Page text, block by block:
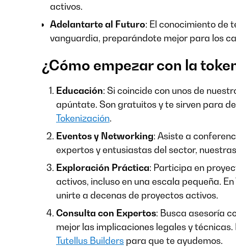
activos.
Adelantarte al Futuro: El conocimiento de
vanguardia, preparándote mejor para los
¿Cómo empezar con la
Educación: Si coincide con unos de
apúntate. Son gratuitos y te sirven para
Tokenización.
Eventos y Networking: Asiste a
expertos y entusiastas del sector,
Exploración Práctica: Participa en
activos, incluso en una escala pequeña.
unirte a decenas de proyectos activos.
Consulta con Expertos: Busca asesoría
mejor las implicaciones legales y
Tutellus Builders para que te ayudemos.